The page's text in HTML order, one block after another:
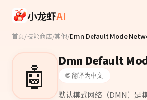
小龙虾AI
首页/技能商店/其他/Dmn Default Mode
🤖 Dmn Default
🌐 翻译为中文
默认模式网络（DMN）是